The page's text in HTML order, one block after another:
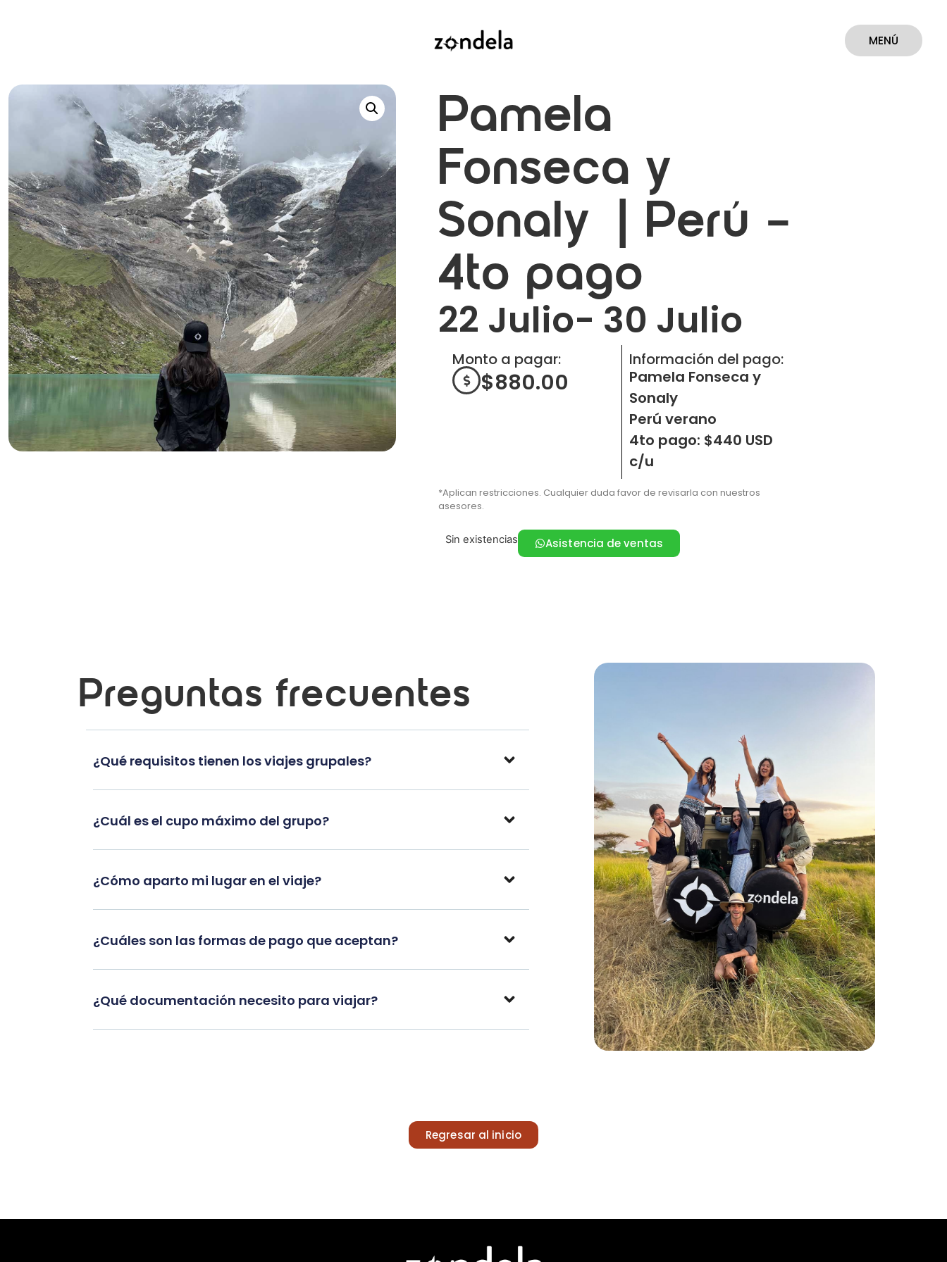
MENÚ
Pamela
Fonseca y
Sonaly | Perú –
4to pago
22 Julio- 30 Julio
Monto a pagar:
$880.00
Información del pago:
Pamela Fonseca y
Sonaly
Perú verano
4to pago: $440 USD
c/u
*Aplican restricciones. Cualquier duda favor de revisarla con nuestros
asesores.
Sin existencias Asistencia de ventas
Preguntas frecuentes
¿Qué requisitos tienen los viajes grupales?
¿Cuál es el cupo máximo del grupo?
¿Cómo aparto mi lugar en el viaje?
¿Cuáles son las formas de pago que aceptan?
¿Qué documentación necesito para viajar?
Regresar al inicio